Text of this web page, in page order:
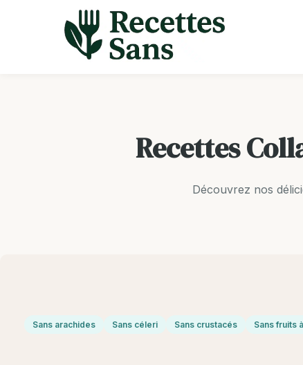
Recettes
Découvrez nos
Sans arachides Sans céleri Sans crustacés Sans fruits